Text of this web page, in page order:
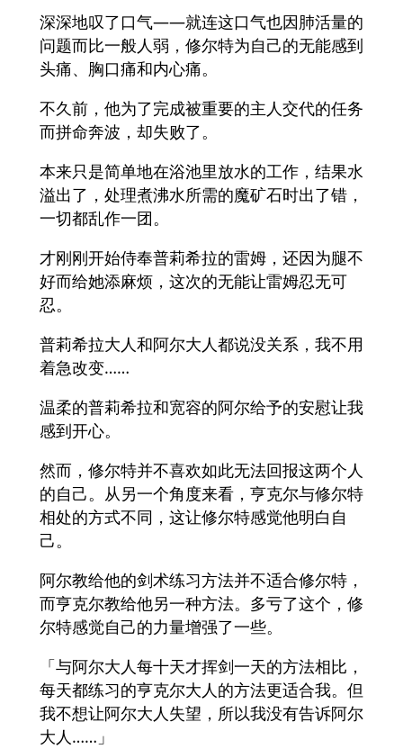
深深地叹了口气——就连这口气也因肺活量的
问题而比一般人弱，修尔特为自己的无能感到
头痛、胸口痛和内心痛。
不久前，他为了完成被重要的主人交代的任务
而拼命奔波，却失败了。
本来只是简单地在浴池里放水的工作，结果水
溢出了，处理煮沸水所需的魔矿石时出了错，
一切都乱作一团。
才刚刚开始侍奉普莉希拉的雷姆，还因为腿不
好而给她添麻烦，这次的无能让雷姆忍无可
忍。
普莉希拉大人和阿尔大人都说没关系，我不用
着急改变……
温柔的普莉希拉和宽容的阿尔给予的安慰让我
感到开心。
然而，修尔特并不喜欢如此无法回报这两个人
的自己。从另一个角度来看，亨克尔与修尔特
相处的方式不同，这让修尔特感觉他明白自
己。
阿尔教给他的剑术练习方法并不适合修尔特，
而亨克尔教给他另一种方法。多亏了这个，修
尔特感觉自己的力量增强了一些。
「与阿尔大人每十天才挥剑一天的方法相比，
每天都练习的亨克尔大人的方法更适合我。但
我不想让阿尔大人失望，所以我没有告诉阿尔
大人……」